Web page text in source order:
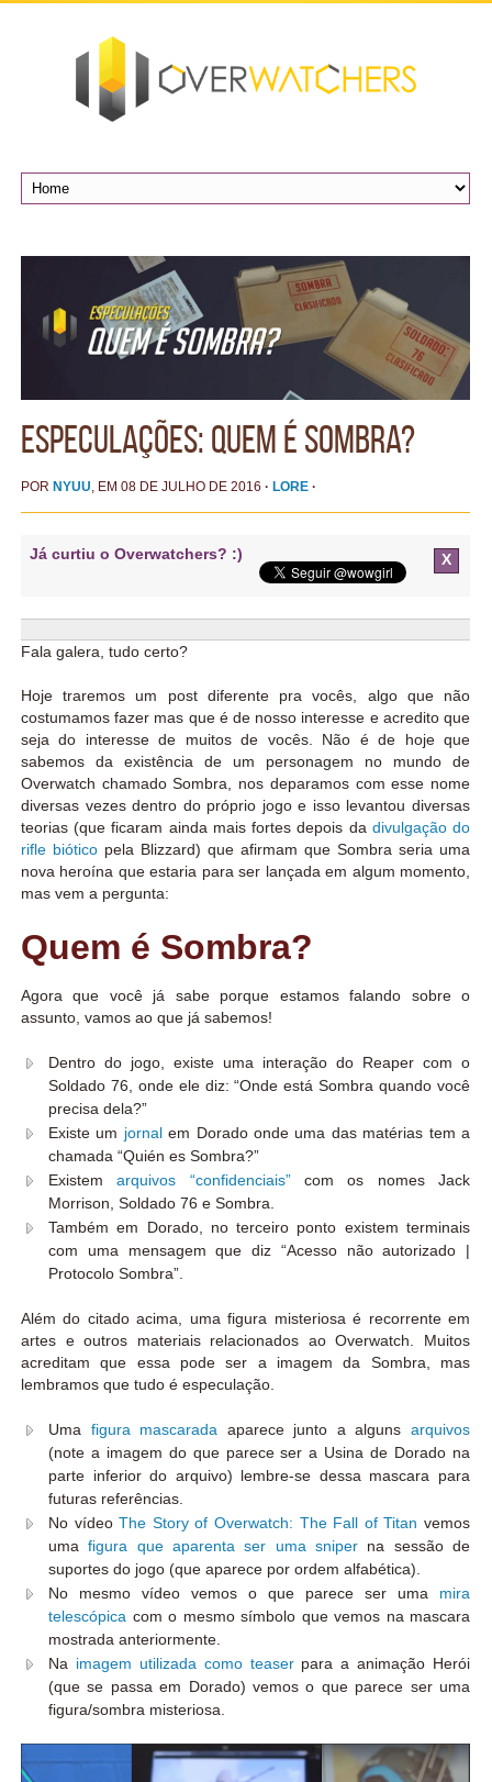
Especulações: Quem é Sombra?
POR NYUU, EM 08 DE JULHO DE 2016 · LORE ·
Já curtiu o Overwatchers? :) X
Fala galera, tudo certo?
Hoje traremos um post diferente pra vocês, algo que não
costumamos fazer mas que é de nosso interesse e acredito que
seja do interesse de muitos de vocês. Não é de hoje que
sabemos da existência de um personagem no mundo de
Overwatch chamado Sombra, nos deparamos com esse nome
diversas vezes dentro do próprio jogo e isso levantou diversas
teorias (que ficaram ainda mais fortes depois da divulgação do
rifle biótico pela Blizzard) que afirmam que Sombra seria uma
nova heroína que estaria para ser lançada em algum momento,
mas vem a pergunta:
Quem é Sombra?
Agora que você já sabe porque estamos falando sobre o
assunto, vamos ao que já sabemos!
Dentro do jogo, existe uma interação do Reaper com o
Soldado 76, onde ele diz: “Onde está Sombra quando você
precisa dela?”
Existe um jornalem Dorado onde uma das matérias tem a
chamada “Quién es Sombra?”
Existemarquivos “confidenciais”com os nomes Jack
Morrison, Soldado 76 e Sombra.
Também em Dorado, no terceiro ponto existem terminais
com uma mensagem que diz “Acesso não autorizado |
Protocolo Sombra”.
Além do citado acima, uma figura misteriosa é recorrente em
artes e outros materiais relacionados ao Overwatch. Muitos
acreditam que essa pode ser a imagem da Sombra, mas
lembramos que tudo é especulação.
Uma figura mascarada aparece junto a algunsarquivos
(note a imagem do que parece ser a Usina de Dorado na
parte inferior do arquivo) lembre-se dessa mascara para
futuras referências.
No vídeoThe Story of Overwatch: The Fall of Titanvemos
umafigura que aparenta ser uma sniper na sessão de
suportes do jogo (que aparece por ordem alfabética).
No mesmo vídeo vemos o que parece ser uma mira
telescópica com o mesmo símbolo que vemos na mascara
mostrada anteriormente.
Na imagem utilizada como teaser para a animação Herói
(que se passa em Dorado) vemos o que parece ser uma
figura/sombra misteriosa.